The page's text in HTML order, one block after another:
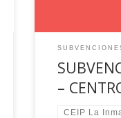
–
CEIP La